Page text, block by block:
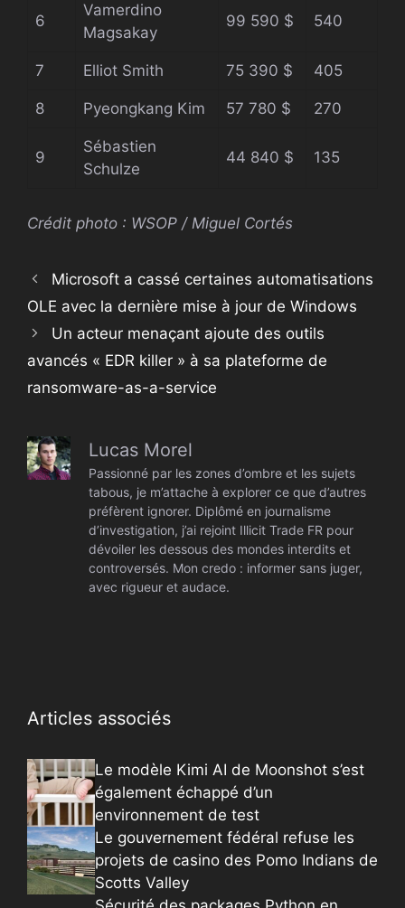
6
Vamerdino
Magsakay
99 590 $ 540
7 Elliot Smith 75 390 $ 405
8 Pyeongkang Kim 57 780 $ 270
9
Sébastien
Schulze
44 840 $ 135
Crédit photo : WSOP / Miguel Cortés
Microsoft a cassé certaines automatisations
OLE avec la dernière mise à jour de Windows
Un acteur menaçant ajoute des outils
avancés « EDR killer » à sa plateforme de
ransomware-as-a-service
Lucas Morel
Passionné par les zones d’ombre et les sujets
tabous, je m’attache à explorer ce que d’autres
préfèrent ignorer. Diplômé en journalisme
d’investigation, j’ai rejoint Illicit Trade FR pour
dévoiler les dessous des mondes interdits et
controversés. Mon credo : informer sans juger,
avec rigueur et audace.
Articles associés
Le modèle Kimi AI de Moonshot s’est
également échappé d’un
environnement de test
Le gouvernement fédéral refuse les
projets de casino des Pomo Indians de
Scotts Valley